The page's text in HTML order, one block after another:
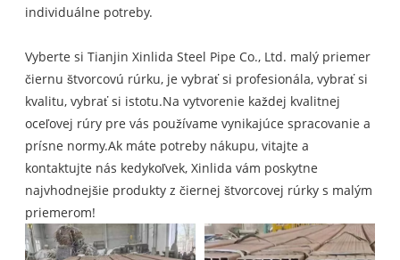
individuálne potreby.
Vyberte si Tianjin Xinlida Steel Pipe Co., Ltd. malý priemer
čiernu štvorcovú rúrku, je vybrať si profesionála, vybrať si
kvalitu, vybrať si istotu.Na vytvorenie každej kvalitnej
oceľovej rúry pre vás používame vynikajúce spracovanie a
prísne normy.Ak máte potreby nákupu, vitajte a
kontaktujte nás kedykoľvek, Xinlida vám poskytne
najvhodnejšie produkty z čiernej štvorcovej rúrky s malým
priemerom!